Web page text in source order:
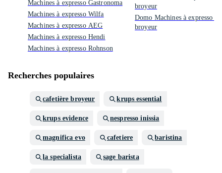
Machines à expresso Gastronoma
Machines à expresso Wilfa
Machines à expresso AEG
Machines à expresso Hendi
Machines à expresso Rohnson
broyeur
Domo Machines à expresso
broyeur
Recherches populaires
cafetière broyeur krups essential
krups evidence nespresso inissia
magnifica evo cafetiere baristina
la specialista sage barista